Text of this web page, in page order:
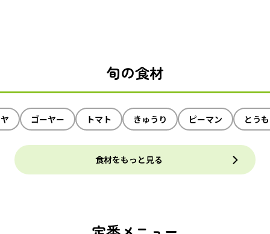
旬の食材
ゴーヤー トマト きゅうり ピーマン とう
食材をもっと見る